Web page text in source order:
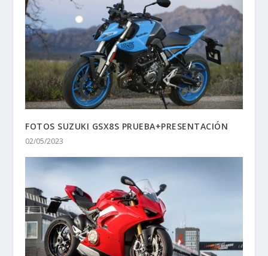
FOTOS SUZUKI GSX8S PRUEBA+PRESENTACIÓN
02/05/2023